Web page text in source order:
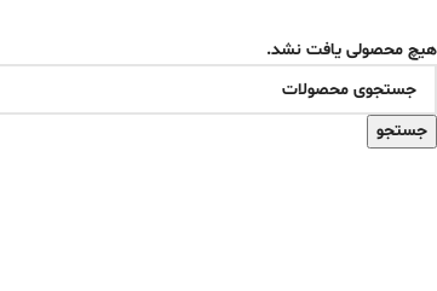
هیچ محصولی یافت نشد.
جستجو